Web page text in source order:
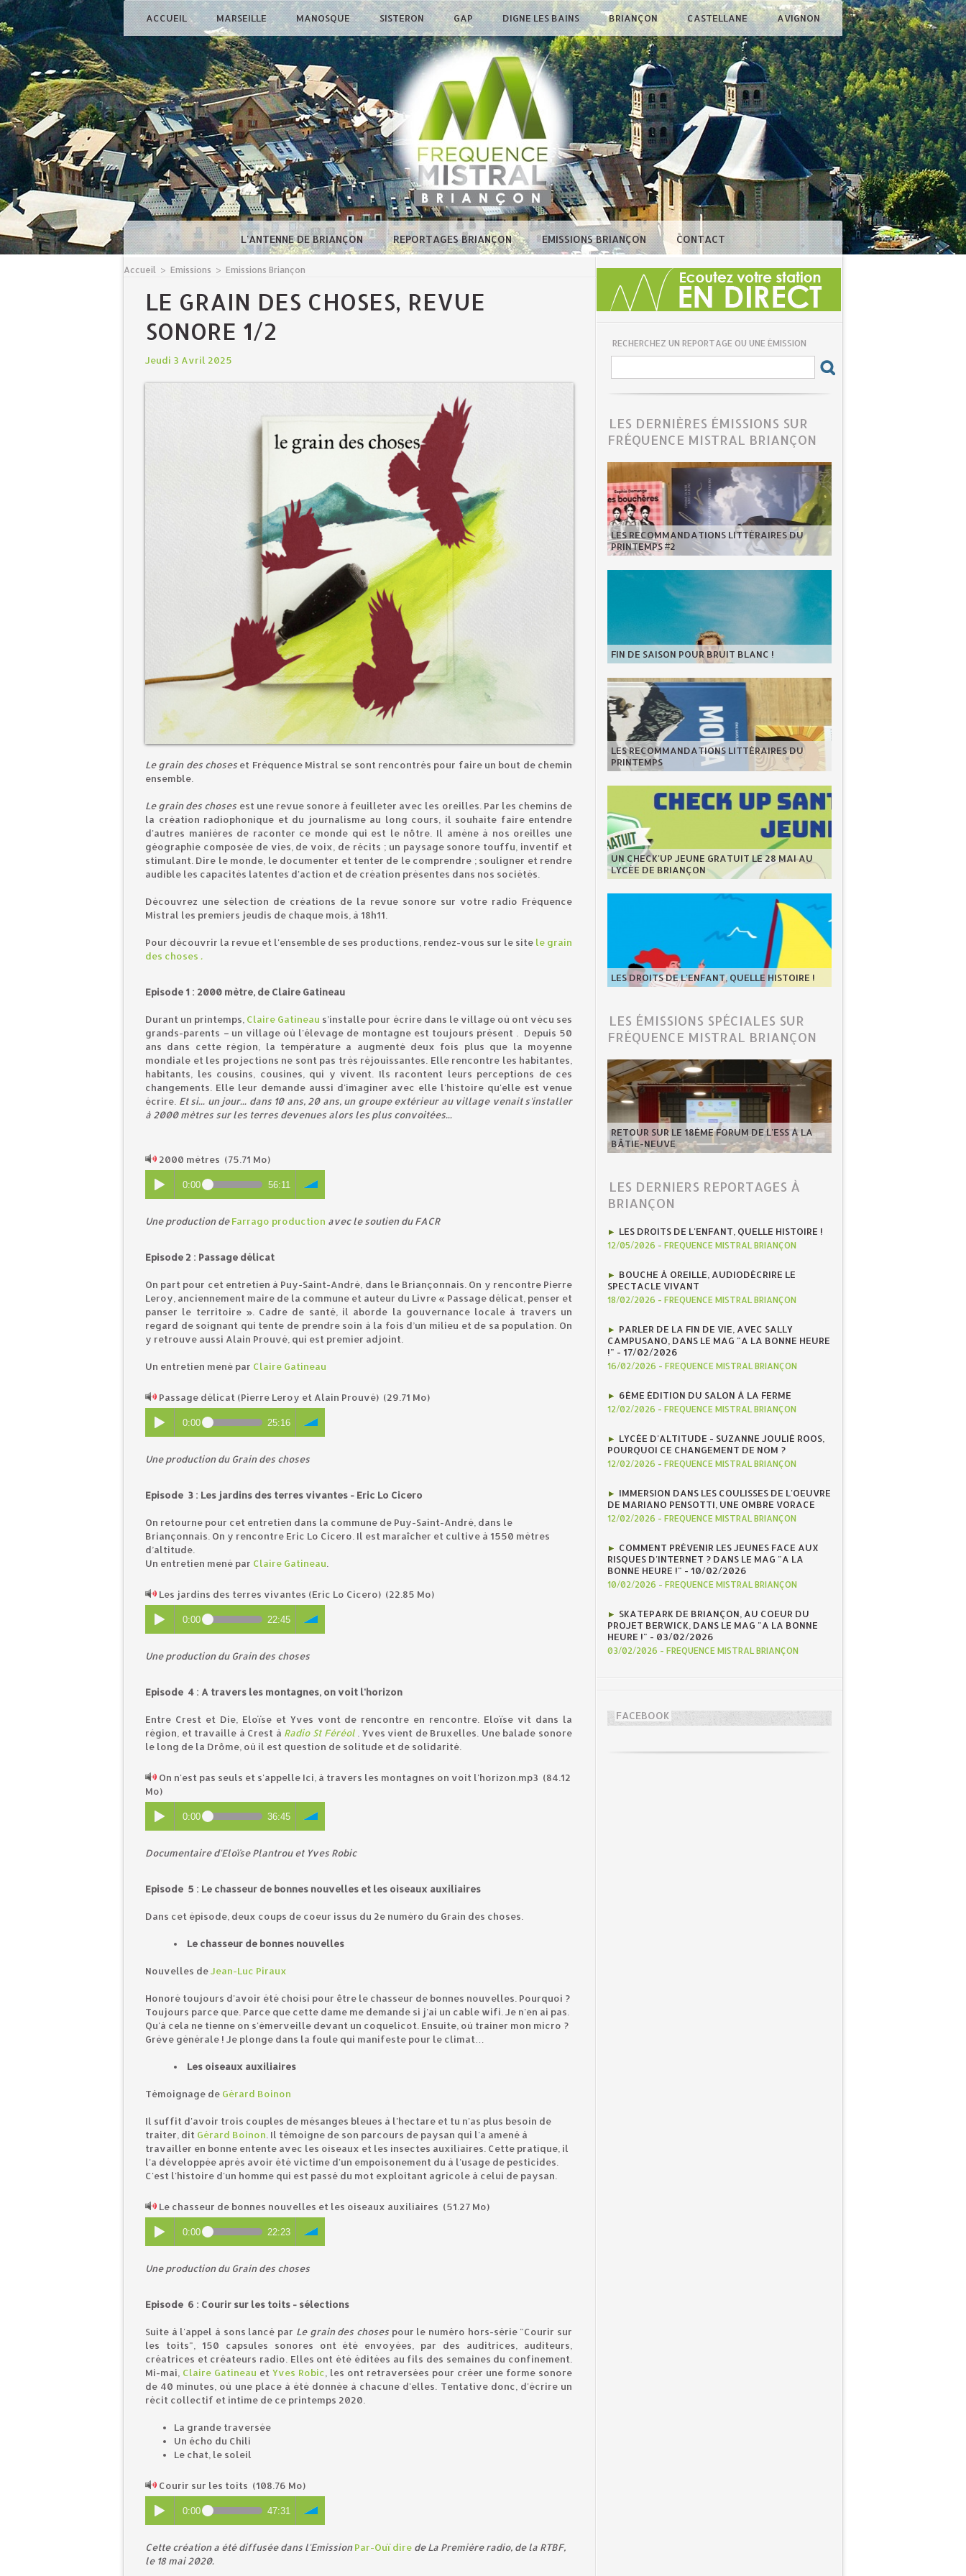
ACCUEIL MARSEILLE MANOSQUE SISTERON GAP DIGNE LES BAINS BRIANÇON CASTELLANE AVIGNON
L'ANTENNE DE BRIANÇON REPORTAGES BRIANÇON EMISSIONS BRIANÇON CONTACT
Accueil > Emissions > Emissions Briançon
LE GRAIN DES CHOSES, REVUE
SONORE 1/2
Jeudi 3 Avril 2025
Le grain des choses et Fréquence Mistral se sont rencontrés pour faire un bout de chemin
ensemble.
Le grain des choses est une revue sonore à feuilleter avec les oreilles. Par les chemins de
la création radiophonique et du journalisme au long cours, il souhaite faire entendre
d'autres manières de raconter ce monde qui est le nôtre. Il amène à nos oreilles une
géographie composée de vies, de voix, de récits ; un paysage sonore touffu, inventif et
stimulant. Dire le monde, le documenter et tenter de le comprendre ; souligner et rendre
audible les capacités latentes d'action et de création présentes dans nos sociétés.
Découvrez une sélection de créations de la revue sonore sur votre radio Fréquence
Mistral les premiers jeudis de chaque mois, à 18h11.
Pour découvrir la revue et l'ensemble de ses productions, rendez-vous sur le site le grain
des choses .
Episode 1 : 2000 mètre, de Claire Gatineau
Durant un printemps, Claire Gatineau s’installe pour écrire dans le village où ont vécu ses
grands-parents – un village où l'élevage de montagne est toujours présent . Depuis 50
ans dans cette région, la température a augmenté deux fois plus que la moyenne
mondiale et les projections ne sont pas très réjouissantes. Elle rencontre les habitantes,
habitants, les cousins, cousines, qui y vivent. Ils racontent leurs perceptions de ces
changements. Elle leur demande aussi d'imaginer avec elle l'histoire qu'elle est venue
écrire. Et si... un jour... dans 10 ans, 20 ans, un groupe extérieur au village venait s'installer
à 2000 mètres sur les terres devenues alors les plus convoitées...
2000 mètres (75.71 Mo)
0:00 56:11
Une production deFarrago production avec le soutien du FACR
Episode 2 : Passage délicat
On part pour cet entretien à Puy-Saint-André, dans le Briançonnais. On y rencontre Pierre
Leroy, anciennement maire de la commune et auteur du Livre « Passage délicat, penser et
panser le territoire ». Cadre de santé, il aborde la gouvernance locale à travers un
regard de soignant qui tente de prendre soin à la fois d’un milieu et de sa population. On
y retrouve aussi Alain Prouvé, qui est premier adjoint.
Un entretien mené par Claire Gatineau
Passage délicat (Pierre Leroy et Alain Prouvé) (29.71 Mo)
0:00 25:16
Une production du Grain des choses
Episode 3 : Les jardins des terres vivantes - Eric Lo Cicero
On retourne pour cet entretien dans la commune de Puy-Saint-André, dans le
Briançonnais. On y rencontre Eric Lo Cicero. Il est maraîcher et cultive à 1550 mètres
d’altitude.
Un entretien mené par Claire Gatineau
Les jardins des terres vivantes (Eric Lo Cicero) (22.85 Mo)
0:00 22:45
Une production du Grain des choses
Episode 4 : A travers les montagnes, on voit l'horizon
Entre Crest et Die, Eloïse et Yves vont de rencontre en rencontre. Eloïse vit dans la
région, et travaille à Crest à Radio St Féréol
. Yves vient de Bruxelles. Une balade sonore
le long de la Drôme, où il est question de solitude et de solidarité.
On n'est pas seuls et s'appelle Ici, à travers les montagnes on voit l'horizon.mp3 (84.12
Mo)
0:00 36:45
Documentaire d'Eloïse Plantrou et Yves Robic
Episode 5 : Le chasseur de bonnes nouvelles et les oiseaux auxiliaires
Dans cet épisode, deux coups de coeur issus du 2e numéro du Grain des choses.
Le chasseur de bonnes nouvelles
Nouvelles deJean-Luc Piraux
Honoré toujours d'avoir été choisi pour être le chasseur de bonnes nouvelles. Pourquoi ?
Toujours parce que. Parce que cette dame me demande si j'ai un cable wifi. Je n'en ai pas.
Qu'à cela ne tienne on s'émerveille devant un coquelicot. Ensuite, où trainer mon micro ?
Grève générale ! Je plonge dans la foule qui manifeste pour le climat…
Les oiseaux auxiliaires
Témoignage de Gérard Boinon
Il suffit d'avoir trois couples de mésanges bleues à l'hectare et tu n'as plus besoin de
traiter, dit Gérard Boinon . Il témoigne de son parcours de paysan qui l'a amené à
travailler en bonne entente avec les oiseaux et les insectes auxiliaires. Cette pratique, il
l'a développée après avoir été victime d'un empoisonement du à l'usage de pesticides.
C'est l'histoire d'un homme qui est passé du mot exploitant agricole à celui de paysan.
Le chasseur de bonnes nouvelles et les oiseaux auxiliaires (51.27 Mo)
0:00 22:23
Une production du Grain des choses
Episode 6 : Courir sur les toits - sélections
Suite à l'appel à sons lancé par Le grain des chosespour le numéro hors-série "Courir sur
les toits", 150 capsules sonores ont été envoyées, par des auditrices, auditeurs,
créatrices et créateurs radio. Elles ont été éditées au fils des semaines du confinement.
Mi-mai, Claire Gatineau et Yves Robic , les ont retraversées pour créer une forme sonore
de 40 minutes, où une place à été donnée à chacune d'elles. Tentative donc, d'écrire un
récit collectif et intime de ce printemps 2020.
La grande traversée
Un écho du Chili
Le chat, le soleil
Courir sur les toits (108.76 Mo)
0:00 47:31
Cette création a été diffusée dans l'EmissionPar-Ouï dire de La Première radio, de la RTBF,
le 18 mai 2020.
RECHERCHEZ UN REPORTAGE OU UNE ÉMISSION
LES DERNIÈRES ÉMISSIONS SUR
FRÉQUENCE MISTRAL BRIANÇON
LES RECOMMANDATIONS LITTÉRAIRES DU
PRINTEMPS #2
FIN DE SAISON POUR BRUIT BLANC !
LES RECOMMANDATIONS LITTÉRAIRES DU
PRINTEMPS
UN CHECK'UP JEUNE GRATUIT LE 28 MAI AU
LYCÉE DE BRIANÇON
LES DROITS DE L'ENFANT, QUELLE HISTOIRE !
LES ÉMISSIONS SPÉCIALES SUR
FRÉQUENCE MISTRAL BRIANÇON
RETOUR SUR LE 18ÈME FORUM DE L'ESS À LA
BÂTIE-NEUVE
LES DERNIERS REPORTAGES À
BRIANÇON
LES DROITS DE L'ENFANT, QUELLE HISTOIRE !
12/05/2026 - FREQUENCE MISTRAL BRIANÇON
BOUCHE À OREILLE, AUDIODÉCRIRE LE
SPECTACLE VIVANT
18/02/2026 - FREQUENCE MISTRAL BRIANÇON
PARLER DE LA FIN DE VIE, AVEC SALLY
CAMPUSANO, DANS LE MAG "A LA BONNE HEURE
!" - 17/02/2026
16/02/2026 - FREQUENCE MISTRAL BRIANÇON
6ÈME ÉDITION DU SALON À LA FERME
12/02/2026 - FREQUENCE MISTRAL BRIANÇON
LYCÉE D'ALTITUDE - SUZANNE JOULIÉ ROOS,
POURQUOI CE CHANGEMENT DE NOM ?
12/02/2026 - FREQUENCE MISTRAL BRIANÇON
IMMERSION DANS LES COULISSES DE L'OEUVRE
DE MARIANO PENSOTTI, UNE OMBRE VORACE
12/02/2026 - FREQUENCE MISTRAL BRIANÇON
COMMENT PRÉVENIR LES JEUNES FACE AUX
RISQUES D'INTERNET ? DANS LE MAG "A LA
BONNE HEURE !" - 10/02/2026
10/02/2026 - FREQUENCE MISTRAL BRIANÇON
SKATEPARK DE BRIANÇON, AU COEUR DU
PROJET BERWICK, DANS LE MAG "A LA BONNE
HEURE !" - 03/02/2026
03/02/2026 - FREQUENCE MISTRAL BRIANÇON
FACEBOOK